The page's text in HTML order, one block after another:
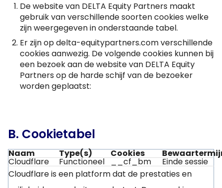
De website van DELTA Equity Partners maakt
gebruik van verschillende soorten cookies welke
zijn weergegeven in onderstaande tabel.
Er zijn op delta-equitypartners.com verschillende
cookies aanwezig. De volgende cookies kunnen bij
een bezoek aan de website van DELTA Equity
Partners op de harde schijf van de bezoeker
worden geplaatst:
B. Cookietabel
Naam Type(s) Cookies
Cloudflare Functioneel __cf_bm
Einde sessie
Cloudflare is een platform dat de prestaties en